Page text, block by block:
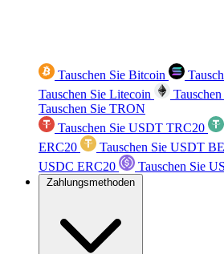
Tauschen Sie Bitcoin
Tauschen Sie Litecoin
Tauschen Sie TRON
Tauschen Sie USDT TRC20
ERC20
Tauschen Sie USDT
USDC ERC20
Tauschen Sie
Zahlungsmethoden